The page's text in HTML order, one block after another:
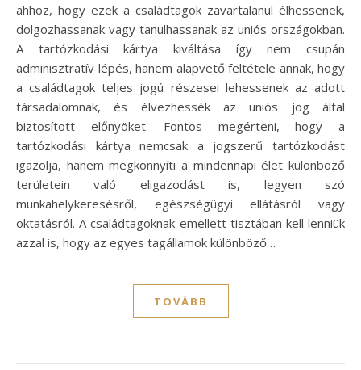
ahhoz, hogy ezek a családtagok zavartalanul élhessenek,
dolgozhassanak vagy tanulhassanak az uniós országokban.
A tartózkodási kártya kiváltása így nem csupán
adminisztratív lépés, hanem alapvető feltétele annak, hogy
a családtagok teljes jogú részesei lehessenek az adott
társadalomnak, és élvezhessék az uniós jog által
biztosított előnyöket. Fontos megérteni, hogy a
tartózkodási kártya nemcsak a jogszerű tartózkodást
igazolja, hanem megkönnyíti a mindennapi élet különböző
területein való eligazodást is, legyen szó
munkahelykeresésről, egészségügyi ellátásról vagy
oktatásról. A családtagoknak emellett tisztában kell lenniük
azzal is, hogy az egyes tagállamok különböző…
TOVÁBB